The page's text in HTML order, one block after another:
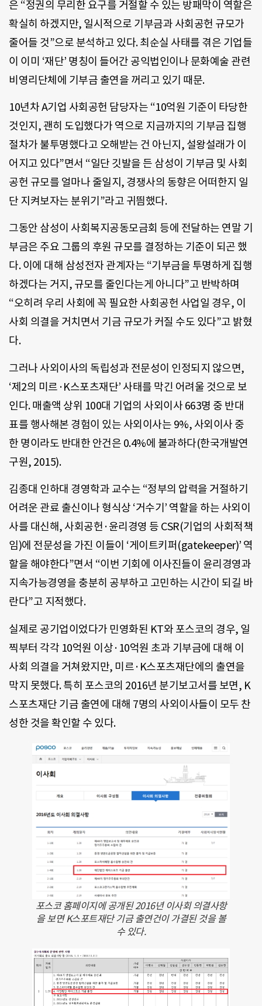
은 “정권의 무리한 요구를 거절할 수 있는 방패막이 역할은
확실히 하겠지만, 일시적으로 기부금과 사회공헌 규모가
줄어들 것”으로 분석하고 있다. 최순실 사태를 겪은 기업들
이 이미 ‘재단’ 명칭이 들어간 공익법인이나 문화예술 관련
비영리단체에 기부금 출연을 꺼리고 있기 때문.
10년차 A기업 사회공헌 담당자는 “10억원 기준이 타당한
것인지, 괜히 도입했다가 역으로 지금까지의 기부금 집행
절차가 불투명했다고 오해받는 건 아닌지, 설왕설래가 이
어지고 있다”면서 “일단 깃발을 든 삼성이 기부금 및 사회
공헌 규모를 얼마나 줄일지, 경쟁사의 동향은 어떠한지 일
단 지켜보자는 분위기”라고 귀띔했다.
그동안 삼성이 사회복지공동모금회 등에 전달하는 연말 기
부금은 주요 그룹의 후원 규모를 결정하는 기준이 되곤 했
다. 이에 대해 삼성전자 관계자는 “기부금을 투명하게 집행
하겠다는 거지, 규모를 줄인다는게 아니다”고 반박하며
“오히려 우리 사회에 꼭 필요한 사회공헌 사업일 경우, 이
사회 의결을 거치면서 기금 규모가 커질 수도 있다”고 밝혔
다.
그러나 사외이사의 독립성과 전문성이 인정되지 않으면,
‘제2의 미르·K스포츠재단’ 사태를 막긴 어려울 것으로 보
인다. 매출액 상위 100대 기업의 사외이사 663명 중 반대
표를 행사해본 경험이 있는 사외이사는 9%, 사외이사 중
한 명이라도 반대한 안건은 0.4%에 불과하다(한국개발연
구원, 2015).
김종대 인하대 경영학과 교수는 “정부의 압력을 거절하기
어려운 관료 출신이나 형식상 ‘거수기’ 역할을 하는 사외이
사를 대신해, 사회공헌·윤리경영 등 CSR(기업의 사회적책
임)에 전문성을 가진 이들이 ‘게이트키퍼(gatekeeper)’ 역
할을 해야한다”면서 “이번 기회에 이사진들이 윤리경영과
지속가능경영을 충분히 공부하고 고민하는 시간이 되길 바
란다”고 지적했다.
실제로 공기업이었다가 민영화된 KT와 포스코의 경우, 일
찍부터 각각 10억원 이상·10억원 초과 기부금에 대해 이
사회 의결을 거쳐왔지만, 미르·K스포츠재단에의 출연을
막지 못했다. 특히 포스코의 2016년 분기보고서를 보면, K
스포츠재단 기금 출연에 대해 7명의 사외이사들이 모두 찬
성한 것을 확인할 수 있다.
포스코 홈페이지에 공개된 2016년 이사회 의결사항
을 보면 K스포트재단 기금 출연건이 가결된 것을 볼
수 있다.